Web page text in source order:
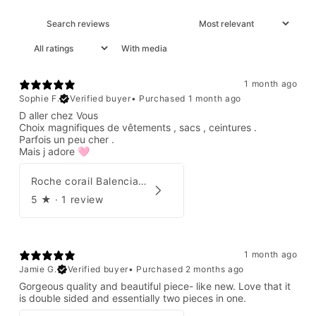
With media
1 month ago
Sophie F.
Verified buyer• Purchased 1 month ago
D aller chez Vous
Choix magnifiques de vêtements , sacs , ceintures .
Parfois un peu cher .
Mais j adore 🩷
Roche corail Balenciaga 2006
5 ★ · 1 review
1 month ago
Jamie G.
Verified buyer• Purchased 2 months ago
Gorgeous quality and beautiful piece- like new. Love that it
is double sided and essentially two pieces in one.